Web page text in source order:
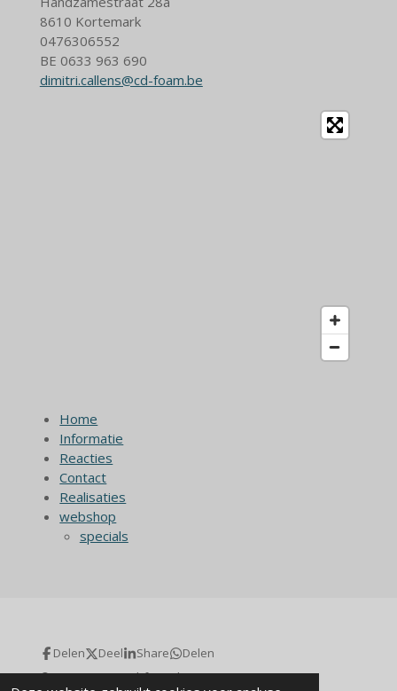
8610 Kortemark
0476306552
BE 0633 963 690
dimitri.callens@cd-foam.be
Home
Informatie
Reacties
Contact
Realisaties
webshop
specials
Delen Deel Share Delen
© 2023 - 2026 cd-foam.be